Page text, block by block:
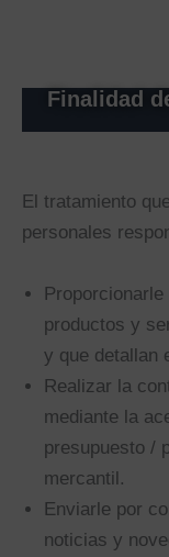
Finalidad
El tratamiento
personales
productos y
y que detallan
Realizar la
mediante la
presupuesto /
mercantil.
Enviarle por
noticias y